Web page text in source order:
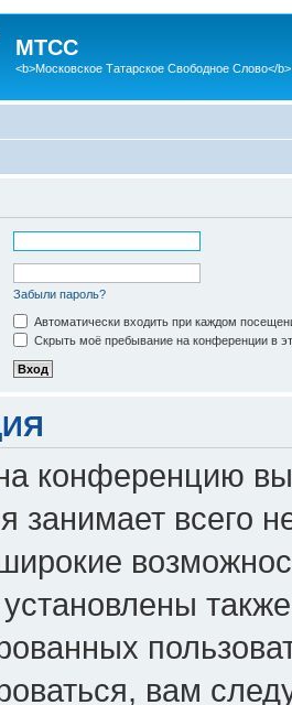
МТСС
<b>Московское Татарское Свободное Слово</b>
Забыли пароль?
Автоматически входить при каждом
Скрыть моё пребывание на конференции в
конференцию
занимает всего
вам